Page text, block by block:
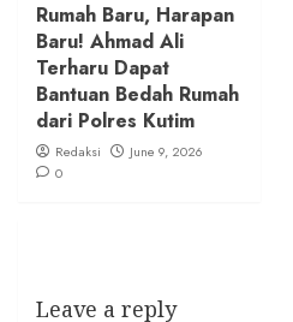
Rumah Baru, Harapan
Baru! Ahmad Ali
Terharu Dapat
Bantuan Bedah Rumah
dari Polres Kutim
Redaksi
June 9, 2026
0
Leave a reply